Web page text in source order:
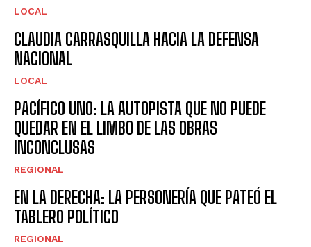
LOCAL
CLAUDIA CARRASQUILLA HACIA LA DEFENSA
NACIONAL
LOCAL
PACÍFICO UNO: LA AUTOPISTA QUE NO PUEDE
QUEDAR EN EL LIMBO DE LAS OBRAS
INCONCLUSAS
REGIONAL
EN LA DERECHA: LA PERSONERÍA QUE PATEÓ EL
TABLERO POLÍTICO
REGIONAL